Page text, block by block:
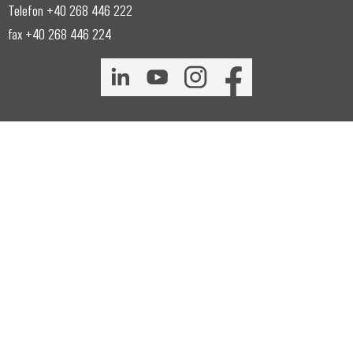
Telefon +40 268 446 222
fax +40 268 446 224